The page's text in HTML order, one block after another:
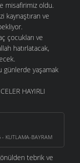
misafirimiz oldu.
kaynaştıran ve
çocukları ve
hatırlatacak,
günlerde yaşamak
HAYIRLI
- KUTLAMA-BAYRAM
tebrik ve